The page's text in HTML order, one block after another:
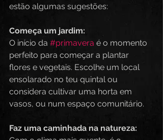
estão algumas sugestões:
Começa um jardim:
O início da #primavera é o momento
perfeito para começar a plantar
flores e vegetais. Escolhe um local
ensolarado no teu quintal ou
considera cultivar uma horta em
vasos, ou num espaço comunitário.
Faz uma caminhada na natureza: